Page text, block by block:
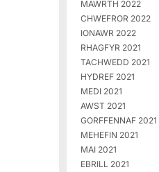
MAWRTH 2022
CHWEFROR 2022
IONAWR 2022
RHAGFYR 2021
TACHWEDD 2021
HYDREF 2021
MEDI 2021
AWST 2021
GORFFENNAF 2021
MEHEFIN 2021
MAI 2021
EBRILL 2021